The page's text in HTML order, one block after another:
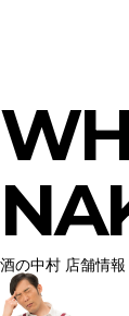
酒の中村 店舗情報